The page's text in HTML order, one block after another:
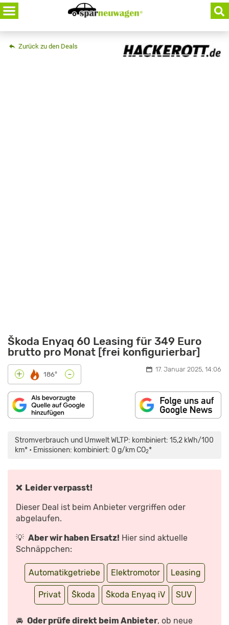
Skip
to
content
Zurück zu den Deals
Škoda Enyaq 60 Leasing für 349 Euro
brutto pro Monat [frei konfigurierbar]
+ 186° - 17. Januar 2025, 14:06
Stromverbrauch und Umwelt WLTP: kombiniert: 15,2 kWh/100
km* • Emissionen: kombiniert: 0 g/km CO2*
❌ Leider verpasst!
Dieser Deal ist beim Anbieter vergriffen oder
abgelaufen.
💡 Aber wir haben Ersatz! Hier sind aktuelle
Schnäppchen:
Automatikgetriebe Elektromotor Leasing
Privat Škoda Škoda Enyaq iV SUV
🚘 Oder prüfe direkt beim Anbieter, ob neue
(2024)
MEHR
LEISTUNG
SUV
MIT
JAN
GÖTZE“
VON
ANZEIGEN